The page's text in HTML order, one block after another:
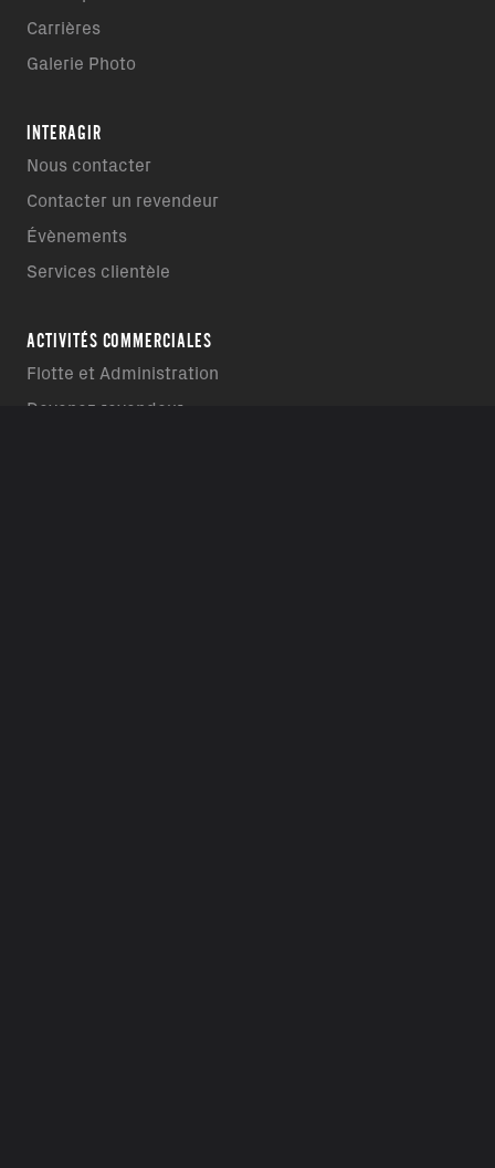
Carrières
Galerie Photo
INTERAGIR
Nous contacter
Contacter un revendeur
Évènements
Services clientèle
ACTIVITÉS COMMERCIALES
Flotte et Administration
Devenez revendeur